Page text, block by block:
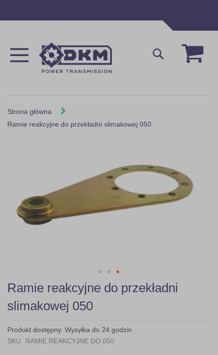
Mój
Szukaj
Strona główna
Ramie reakcyjne do przekładni slimakowej 050
images
gallery
Skip
to
the
beginning
the
images
Ramie reakcyjne do przekładni
slimakowej 050
Produkt dostępny. Wysyłka do 24 godzin
SKU
RAMIE REAKCYJNE DO 050